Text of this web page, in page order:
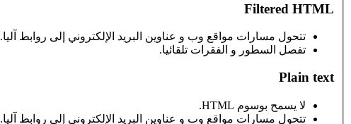
Filtered HTML
تتحول مسارات مواقع وب و عناوين البريد الإلكتروني إلى روابط آليا.
تفصل السطور و الفقرات تلقائيا.
Plain text
لا يسمح بوسوم HTML.
تتحول مسارات مواقع وب و عناوين البريد الإلكتروني إلى روابط آليا.